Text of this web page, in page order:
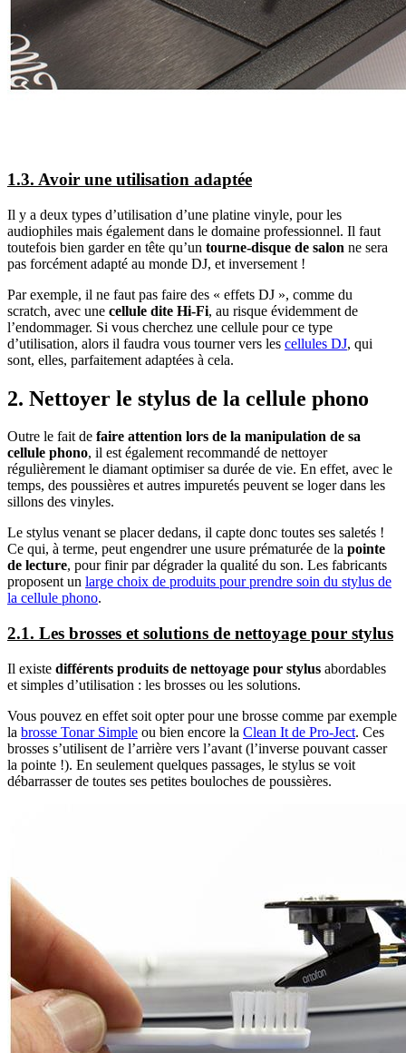
1.3. Avoir une utilisation adaptée
Il y a deux types d’utilisation d’une platine vinyle, pour les
audiophiles mais également dans le domaine professionnel. Il faut
toutefois bien garder en tête qu’un tourne-disque de salon ne sera
pas forcément adapté au monde DJ, et inversement !
Par exemple, il ne faut pas faire des « effets DJ », comme du
scratch, avec une cellule dite Hi-Fi, au risque évidemment de
l’endommager. Si vous cherchez une cellule pour ce type
d’utilisation, alors il faudra vous tourner vers les cellules DJ, qui
sont, elles, parfaitement adaptées à cela.
2. Nettoyer le stylus de la cellule phono
Outre le fait de faire attention lors de la manipulation de sa
cellule phono, il est également recommandé de nettoyer
régulièrement le diamant optimiser sa durée de vie. En effet, avec le
temps, des poussières et autres impuretés peuvent se loger dans les
sillons des vinyles.
Le stylus venant se placer dedans, il capte donc toutes ses saletés !
Ce qui, à terme, peut engendrer une usure prématurée de la pointe
de lecture, pour finir par dégrader la qualité du son. Les fabricants
proposent un large choix de produits pour prendre soin du stylus de
la cellule phono.
2.1. Les brosses et solutions de nettoyage pour stylus
Il existe différents produits de nettoyage pour stylus abordables
et simples d’utilisation : les brosses ou les solutions.
Vous pouvez en effet soit opter pour une brosse comme par exemple
la brosse Tonar Simple ou bien encore la Clean It de Pro-Ject. Ces
brosses s’utilisent de l’arrière vers l’avant (l’inverse pouvant casser
la pointe !). En seulement quelques passages, le stylus se voit
débarrasser de toutes ses petites bouloches de poussières.